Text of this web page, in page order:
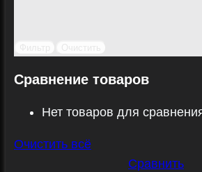
Сравнение товаров
Нет товаров для
Очистить всё
Сравнить